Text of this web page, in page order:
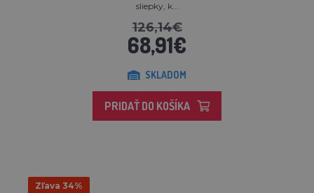
sliepky, k...
126,14€
68,91€
SKLADOM
PRIDAŤ DO KOŠÍKA
Zľava 34%